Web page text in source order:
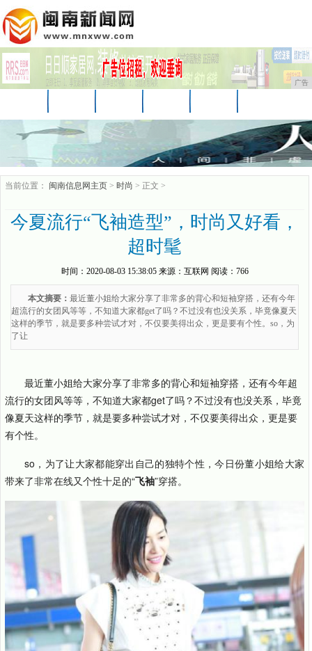
广告
科技 时尚
当前位置： 闽南信息网主页 > 时尚 > 正文 >
今夏流行“飞袖造型”，时尚又好看，
超时髦
时间： 2020-08-03 15:38:05来源： 互联网 阅读：766
本文摘要： 最近董小姐给大家分享了非常多的背心和短袖穿搭，还有今年
超流行的女团风等等，不知道大家都get了吗？不过没有也没关系，毕竟像夏天
这样的季节，就是要多种尝试才对，不仅要美得出众，更是要有个性。so，为
了让
最近董小姐给大家分享了非常多的背心和短袖穿搭，还有今年超
流行的女团风等等，不知道大家都get了吗？不过没有也没关系，毕竟
像夏天这样的季节，就是要多种尝试才对，不仅要美得出众，更是要
有个性。
so，为了让大家都能穿出自己的独特个性，今日份董小姐给大家
带来了非常在线又个性十足的“飞袖”穿搭。